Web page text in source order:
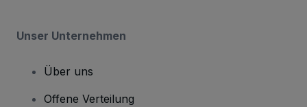
Unser Unternehmen
Über uns
Offene Verteilung